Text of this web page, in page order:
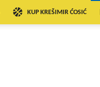
KUP KREŠIMIR ĆOSIĆ